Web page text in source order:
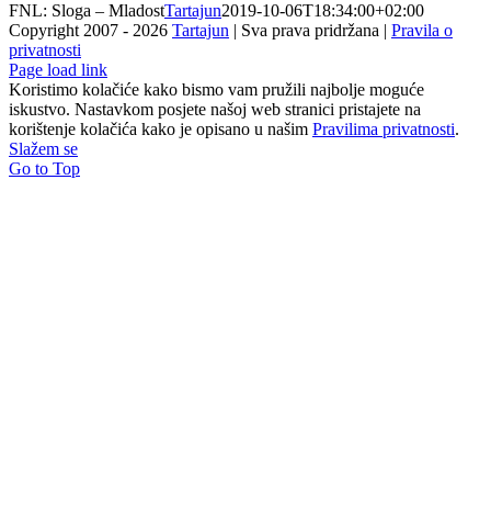
FNL: Sloga – MladostTartajun2019-10-06T18:34:00+02:00
Copyright 2007 - 2026 Tartajun | Sva prava pridržana | Pravila o
privatnosti
Page load link
Koristimo kolačiće kako bismo vam pružili najbolje moguće
iskustvo. Nastavkom posjete našoj web stranici pristajete na
korištenje kolačića kako je opisano u našim Pravilima privatnosti.
Slažem se
Go to Top